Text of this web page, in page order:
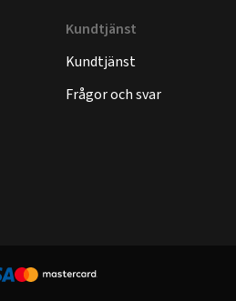
Kundtjänst
Kundtjänst
Frågor och svar